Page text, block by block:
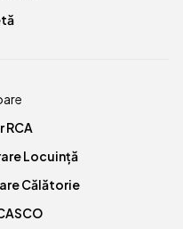
Locuință
Călătorie